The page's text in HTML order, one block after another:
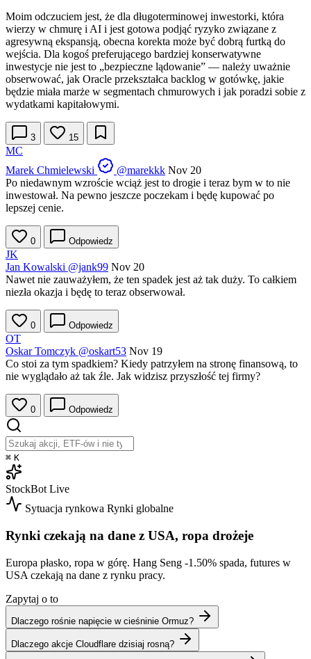
Moim odczuciem jest, że dla długoterminowej inwestorki, która
wierzy w chmurę i AI i jest gotowa podjąć ryzyko związane z
agresywną ekspansją, obecna korekta może być dobrą furtką do
wejścia. Dla kogoś preferującego bardziej konserwatywne
inwestycje nie jest to „bezpieczne lądowanie” — należy uważnie
obserwować, jak Oracle przekształca backlog w gotówkę, jakie
będzie miała marże w segmentach chmurowych i jak poradzi sobie z
wydatkami kapitałowymi.
3 15
MC
Marek Chmielewski
@marekkk Nov 20
Po niedawnym wzroście wciąż jest to drogie i teraz bym w to nie
inwestował. Na pewno jeszcze poczekam i będę kupować po
lepszej cenie.
0 Odpowiedz
JK
Jan Kowalski @jank99 Nov 20
Nawet nie zauważyłem, że ten spadek jest aż tak duży. To całkiem
niezła okazja i będę to teraz obserwował.
0 Odpowiedz
OT
Oskar Tomczyk @oskart53 Nov 19
Co stoi za tym spadkiem? Kiedy patrzyłem na stronę finansową, to
nie wyglądało aż tak źle. Jak widzisz przyszłość tej firmy?
0 Odpowiedz
⌘ K
StockBot Live
Sytuacja rynkowa Rynki globalne
Rynki czekają na dane z USA, ropa drożeje
Europa płasko, ropa w górę. Hang Seng -1.50% spada, futures w
USA czekają na dane z rynku pracy.
Zapytaj o to
Dlaczego rośnie napięcie w cieśninie Ormuz?
Dlaczego akcje Cloudflare dzisiaj rosną?